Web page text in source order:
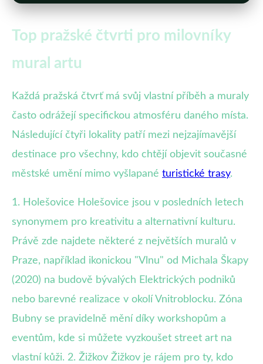
Top pražské čtvrti pro milovníky
mural artu
Každá pražská čtvrť má svůj vlastní příběh a muraly
často odrážejí specifickou atmosféru daného místa.
Následující čtyři lokality patří mezi nejzajímavější
destinace pro všechny, kdo chtějí objevit současné
městské umění mimo vyšlapané turistické trasy.
1. Holešovice Holešovice jsou v posledních letech
synonymem pro kreativitu a alternativní kulturu.
Právě zde najdete některé z největších muralů v
Praze, například ikonickou "Vlnu" od Michala Škapy
(2020) na budově bývalých Elektrických podniků
nebo barevné realizace v okolí Vnitroblocku. Zóna
Bubny se pravidelně mění díky workshopům a
eventům, kde si můžete vyzkoušet street art na
vlastní kůži. 2. Žižkov Žižkov je rájem pro ty, kdo